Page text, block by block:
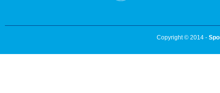
Copyright © 2014 -